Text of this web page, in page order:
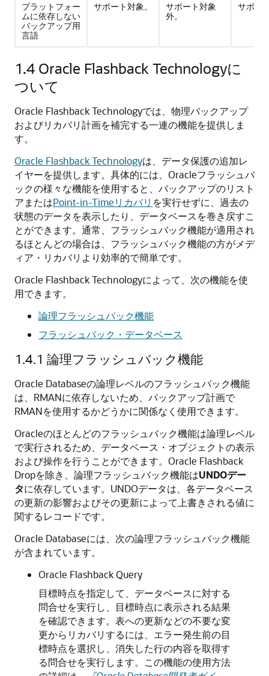
プラットフォー
ムに依存しない
バックアップ用
言語
サポート対象。
サポート対象
外。
サポー
1.4 Oracle Flashback Technologyに
ついて
Oracle Flashback Technologyでは、物理バックアップ
およびリカバリ計画を補完する一連の機能を提供しま
す。
Oracle Flashback Technologyは、データ保護の追加レ
イヤーを提供します。具体的には、Oracleフラッシュバ
ックの様々な機能を使用すると、バックアップのリスト
アまたはPoint-in-Timeリカバリ を実行せずに、過去の
状態のデータを表示したり、データベースを巻き戻すこ
とができます。通常、フラッシュバック機能が適用され
るほとんどの場合は、フラッシュバック機能の方がメデ
ィア・リカバリより効率的で簡単です。
Oracle Flashback Technologyによって、次の機能を使
用できます。
論理フラッシュバック機能
フラッシュバック・データベース
1.4.1 論理フラッシュバック機能
Oracle Databaseの論理レベルのフラッシュバック機能
は、RMANに依存しないため、バックアップ計画で
RMANを使用するかどうかに関係なく使用できます。
Oracleのほとんどのフラッシュバック機能は論理レベル
で実行されるため、データベース・オブジェクトの表示
および操作を行うことができます。Oracle Flashback
Dropを除き、論理フラッシュバック機能はUNDOデー
タに依存しています。UNDOデータは、各データベース
の更新の影響およびその更新によって上書きされる値に
関するレコードです。
Oracle Databaseには、次の論理フラッシュバック機能
が含まれています。
Oracle Flashback Query
目標時点を指定して、データベースに対する
問合せを実行し、目標時点に表示される結果
を確認できます。表への更新などの不要な変
更からリカバリするには、エラー発生前の目
標時点を選択し、消失した行の内容を取得す
る問合せを実行します。この機能の使用方法